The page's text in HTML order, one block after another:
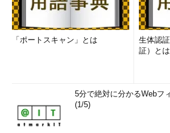
「ポートスキャン」とは
生体認
証）とは
5分で絶対に分かるWebフ
(1/5)